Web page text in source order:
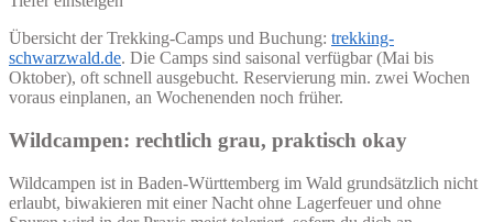
Übersicht der Trekking-Camps und Buchung: trekking-
schwarzwald.de. Die Camps sind saisonal verfügbar (Mai bis
Oktober), oft schnell ausgebucht. Reservierung min. zwei Wochen
voraus einplanen, an Wochenenden noch früher.
Wildcampen: rechtlich grau, praktisch okay
Wildcampen ist in Baden-Württemberg im Wald grundsätzlich nicht
erlaubt, biwakieren mit einer Nacht ohne Lagerfeuer und ohne